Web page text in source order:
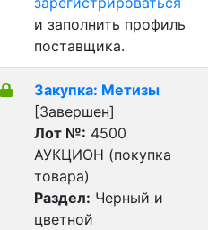
и заполнить профиль
поставщика.
Закупка: Метизы
[Завершен]
Лот №: 4500
АУКЦИОН (покупка
товара)
Раздел: Черный и
цветной